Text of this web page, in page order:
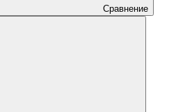
Сравнение